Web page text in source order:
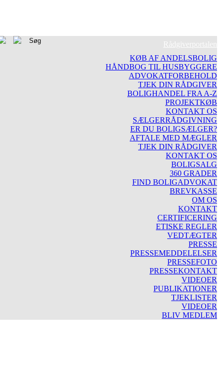
Rådgiverportalen
KØB AF ANDELSBOLIG
HÅNDBOG TIL HUSBYGGERE
ADVOKATFORBEHOLD
TJEK DIN RÅDGIVER
BOLIGHANDEL FRA A-Z
PROJEKTKØB
KONTAKT OS
SÆLGERRÅDGIVNING
ER DU BOLIGSÆLGER?
AFTALE MED MÆGLER
TJEK DIN RÅDGIVER
KONTAKT OS
BOLIGSALG
360 GRADER
FIND BOLIGADVOKAT
BREVKASSE
OM OS
KONTAKT
CERTIFICERING
ETISKE REGLER
VEDTÆGTER
PRESSE
PRESSEMEDDELELSER
PRESSEFOTO
PRESSEKONTAKT
VIDEOER
PUBLIKATIONER
TJEKLISTER
VIDEOER
BLIV MEDLEM